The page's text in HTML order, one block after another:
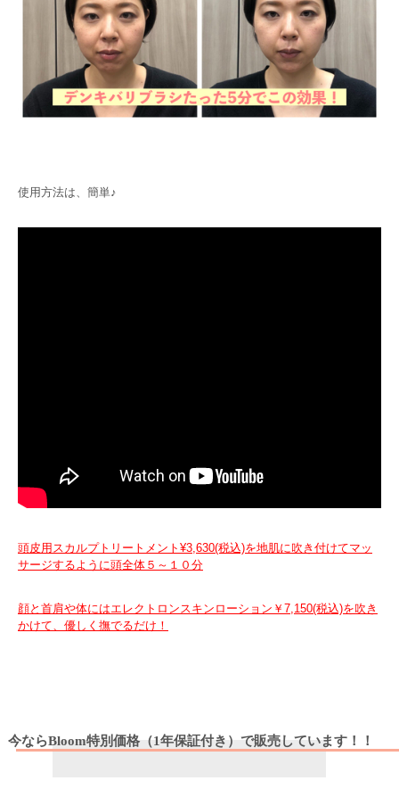
使用方法は、簡単♪
頭皮用スカルプトリートメント¥3,630(税込)を地肌に吹き付けてマッ
サージするように頭全体５～１０分
顔と首肩や体にはエレクトロンスキンローション￥7,150(税込)を吹き
かけて、優しく撫でるだけ！
今ならBloom特別価格（1年保証付き）で販売しています！！